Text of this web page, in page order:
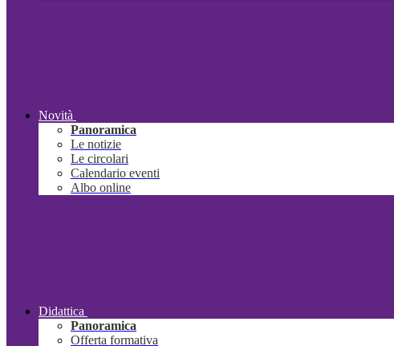
Novità
Panoramica
Le notizie
Le circolari
Calendario eventi
Albo online
Didattica
Panoramica
Offerta formativa